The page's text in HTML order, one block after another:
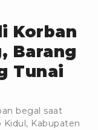
Korban
Barang
Tunai
begal saat
Kidul, Kabupaten